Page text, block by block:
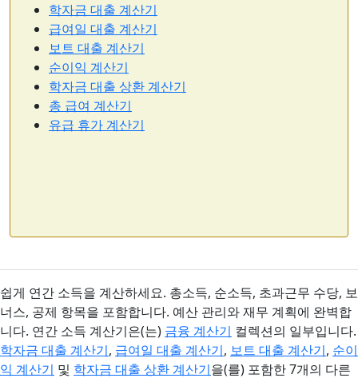
학자금 대출 계산기
급여일 대출 계산기
보트 대출 계산기
순이익 계산기
학자금 대출 상환 계산기
총 급여 계산기
유급 휴가 계산기
쉽게 연간 소득을 계산하세요. 총소득, 순소득, 초과근무 수당, 보
너스, 공제 항목을 포함합니다. 예산 관리와 재무 계획에 완벽합
니다. 연간 소득 계산기은(는) 금융 계산기 컬렉션의 일부입니다.
학자금 대출 계산기, 급여일 대출 계산기, 보트 대출 계산기, 순이
익 계산기 및 학자금 대출 상환 계산기을(를) 포함한 7개의 다른